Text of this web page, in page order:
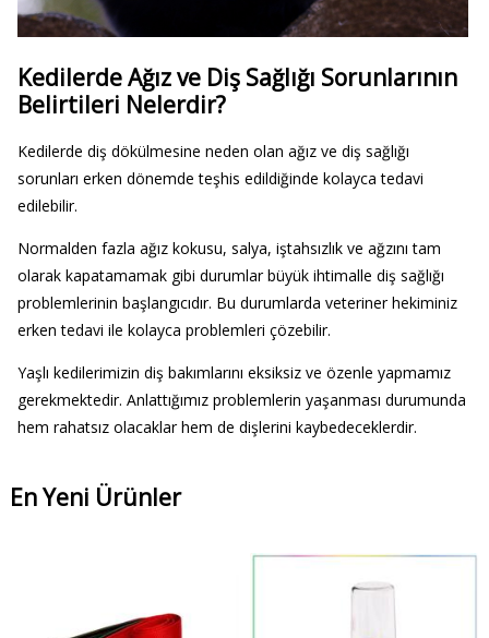
Kedilerde Ağız ve Diş Sağlığı Sorunlarının
Belirtileri Nelerdir?
Kedilerde diş dökülmesine neden olan ağız ve diş sağlığı
sorunları erken dönemde teşhis edildiğinde kolayca tedavi
edilebilir.
Normalden fazla ağız kokusu, salya, iştahsızlık ve ağzını tam
olarak kapatamamak gibi durumlar büyük ihtimalle diş sağlığı
problemlerinin başlangıcıdır. Bu durumlarda veteriner hekiminiz
erken tedavi ile kolayca problemleri çözebilir.
Yaşlı kedilerimizin diş bakımlarını eksiksiz ve özenle yapmamız
gerekmektedir. Anlattığımız problemlerin yaşanması durumunda
hem rahatsız olacaklar hem de dişlerini kaybedeceklerdir.
En Yeni Ürünler